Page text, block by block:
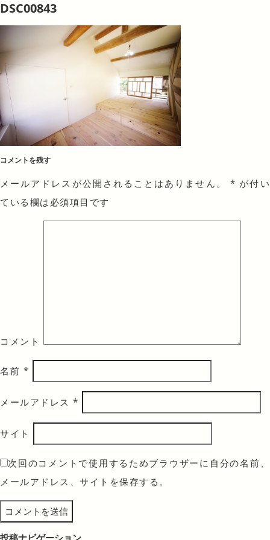
DSC00843
コメントを残す
メールアドレスが公開されることはありません。 * が付い
ている欄は必須項目です
コメント
名前 *
メールアドレス *
サイト
次回のコメントで使用するためブラウザーに自分の名前、
メールアドレス、サイトを保存する。
投稿ナビゲーション